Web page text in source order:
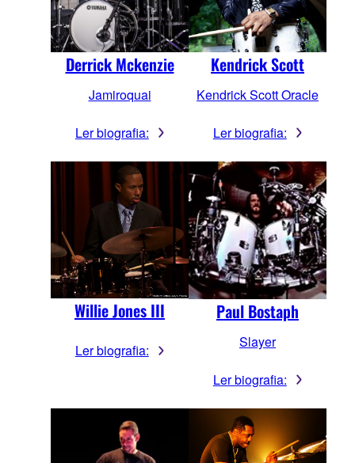
Derrick Mckenzie
Jamiroquai
Ler biografia:
Kendrick Scott
Kendrick Scott Oracle
Ler biografia:
Willie Jones III
Ler biografia:
Paul Bostaph
Slayer
Ler biografia: